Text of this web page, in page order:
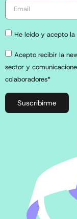
He leído y acepto
Acepto recibir la
sector y
colaboradores*
Suscribirme